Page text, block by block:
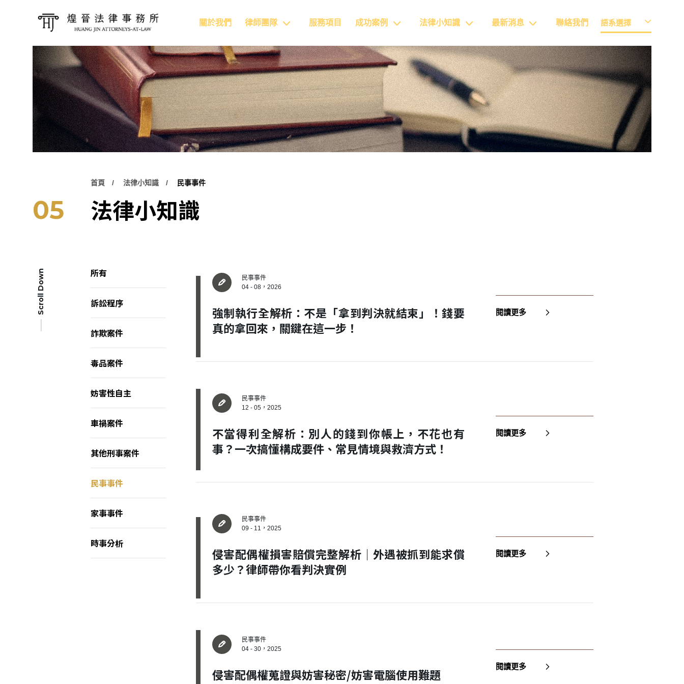
語系選擇
關於我們 律師團隊 服務項目 成功案例 法律小知識 最新消息 聯絡我們
05
首頁 法律小知識 民事事件
法律小知識
Scroll Down 所有
訴訟程序
詐欺案件
毒品案件
妨害性自主
車禍案件
其他刑事案件
民事事件
家事事件
時事分析
民事事件
04 - 08，2026
強制執行全解析：不是「拿到判決就結束」！錢要
真的拿回來，關鍵在這一步！
閱讀更多
民事事件
12 - 05，2025
不當得利全解析：別人的錢到你帳上，不花也有
事？一次搞懂構成要件、常見情境與救濟方式！
閱讀更多
民事事件
09 - 11，2025
侵害配偶權損害賠償完整解析｜外遇被抓到能求償
多少？律師帶你看判決實例
閱讀更多
民事事件
04 - 30，2025
侵害配偶權蒐證與妨害秘密/妨害電腦使用難題 閱讀更多